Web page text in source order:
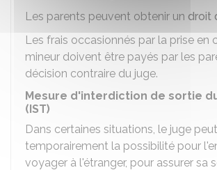
Les parents peuvent obtenir un droit
Les frais occasionnés par la prise en
mineur doivent être payés par les
décision contraire du juge.
Mesure d'interdiction de sortie
(IST)
Dans certaines situations, le juge
temporairement la possibilité pour
voyager à l'étranger, pour assurer sa